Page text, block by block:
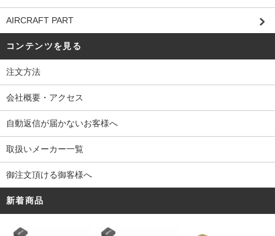
AIRCRAFT PART
コンテンツを見る
注文方法
会社概要・アクセス
自動返信が届かないお客様へ
取扱いメーカー一覧
御注文頂ける御客様へ
新着商品